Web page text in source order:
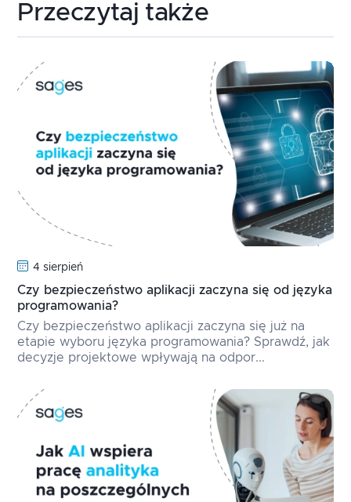
Przeczytaj także
4 sierpień
Czy bezpieczeństwo aplikacji zaczyna się od języka
programowania?
Czy bezpieczeństwo aplikacji zaczyna się już na
etapie wyboru języka programowania? Sprawdź, jak
decyzje projektowe wpływają na odpor...